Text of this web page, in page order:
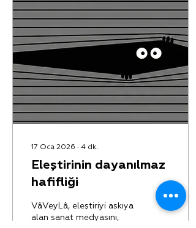
17 Oca 2026 ∙ 4 dk.
Eleştirinin dayanılmaz
hafifliği
VâVeyLâ, eleştiriyi askıya
alan sanat medyasını,